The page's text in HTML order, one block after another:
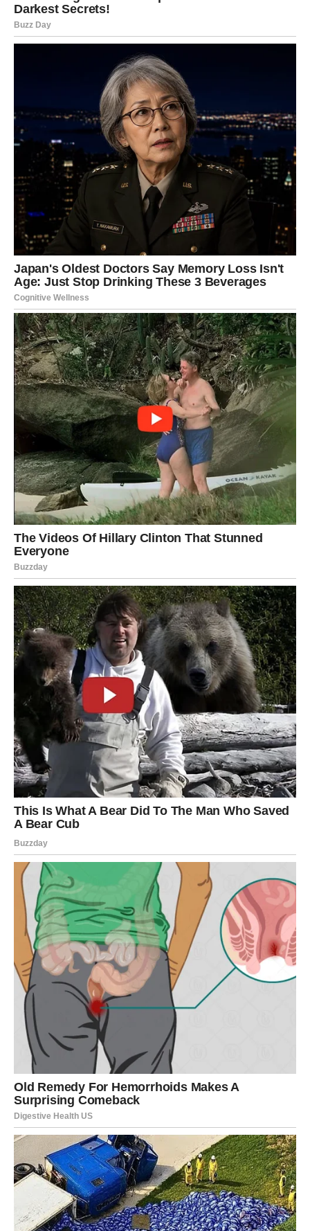
sposobnosti na način koji će drugi konačno primetiti.
Važno je da Bik veruje u sebe i da ne sumnja u svoj put.
Zvezde mu sada daju vetar u leđa, ali on mora biti
spreman da prepozna priliku kada se pojavi.
Ovo je period kada Bik može napraviti korak napred koji
će dugoročno promeniti njegovu finansijsku i
profesionalnu situaciju.
Lav – Vreme da zasija punim
sjajem
Lav je znak koji prirodno privlači pažnju i koji često ima
veliki potencijal za uspeh. Međutim, čak i Lav prolazi kroz
periode kada mora da preispita svoje planove i strpljivo
čeka pravi trenutak.
Sada taj trenutak dolazi.
U narednom periodu Lav može dobiti priliku da pokaže
svoj talenat, kreativnost i liderstvo. Ljudi oko njega mogu
početi da prepoznaju njegovu vrednost i da mu prilike
prilike koje vode ka napretku.
Za mnoge Lavove ovo može biti vreme važnih odluka,
novih projekata ili čak promene koja donosi mnogo više
mogućnosti nego ranije.
Lav je znak koji najbolje funkcioniše kada veruje u sebe i
kada ne dozvoljava da ga strah od neuspeha zaustavi.
Upravo sada zvezde mu daju priliku da zablista i pokaže
koliko može.
Ovo je period u kojem Lav može postići uspeh koji će mu
doneti ne samo materijalnu sigurnost, već i osećaj
ponosa i zadovoljstva.
Vaga – Sudbina donosi prilike
koje menjaju pravac
Vaga je znak koji često balansira između različitih opcija i
razmišlja o svakom koraku. Ona ne donosi odluke
impulsivno, jer želi da pronađe put koji donosi harmoniju i
stabilnost.
U narednom periodu Vage mogu osetiti da se stvari
konačno pokreću u pravom smeru.
Zvezde otvaraju vrata novim poznanstvima, saradnjama i
poslovnim prilikama koje mogu imati veliki uticaj na njihov
uspeh. Za mnoge Vage ključ napretka biće upravo ljudi
koje upoznaju ili odnosi koje grade.
Ovo može biti vreme kada jedna prava prilika ili jedan
važan razgovor pokreće lavinu pozitivnih promena.